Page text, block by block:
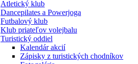
Atletický klub
Dancepilates a Powerjoga
Futbalový klub
Klub priateľov volejbalu
Turistický oddiel
Kalendár akcií
Zápisky z turistických chodníkov